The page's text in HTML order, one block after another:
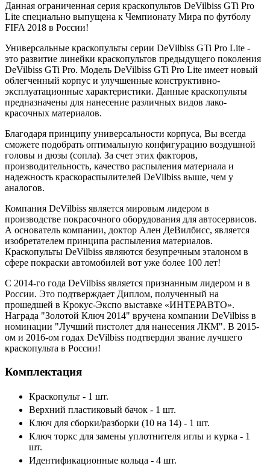
Данная ограниченная серия краскопультов DeVilbiss GTi Pro
Lite специально выпущена к Чемпионату Мира по футболу
FIFA 2018 в России!
Универсальные краскопульты серии DeVilbiss GTi Pro Lite -
это развитие линейки краскопультов предыдущего поколения
DeVilbiss GTi Pro. Модель DeVilbiss GTi Pro Lite имеет новый
облегченный корпус и улучшенные конструктивно-
эксплуатационные характеристики. Данные краскопульты
предназначены для нанесение различных видов лако-
красочных материалов.
Благодаря принципу универсальности корпуса, Вы всегда
сможете подобрать оптимальную конфигурацию воздушной
головы и дюзы (сопла). За счет этих факторов,
производительность, качество распыления материала и
надежность краскораспылителей DeVilbiss выше, чем у
аналогов.
Компания DeVilbiss является мировым лидером в
производстве покрасочного оборудования для автосервисов.
А основатель компании, доктор Ален ДеВилбисс, является
изобретателем принципа распыления материалов.
Краскопульты DeVilbiss являются безупречным эталоном в
сфере покраски автомобилей вот уже более 100 лет!
С 2014-го года DeVilbiss является признанным лидером и в
России. Это подтверждает Диплом, полученный на
прошедшей в Крокус-Экспо выставке «ИНТЕРАВТО».
Награда "Золотой Ключ 2014" вручена компании DeVilbiss в
номинации "Лучший пистолет для нанесения ЛКМ". В 2015-
ом и 2016-ом годах DeVilbiss подтвердил звание лучшего
краскопульта в России!
Комплектация
Краскопульт - 1 шт.
Верхний пластиковый бачок - 1 шт.
Ключ для сборки/разборки (10 на 14) - 1 шт.
Ключ торкс для замены уплотнителя иглы и курка - 1
шт.
Идентификационные кольца - 4 шт.